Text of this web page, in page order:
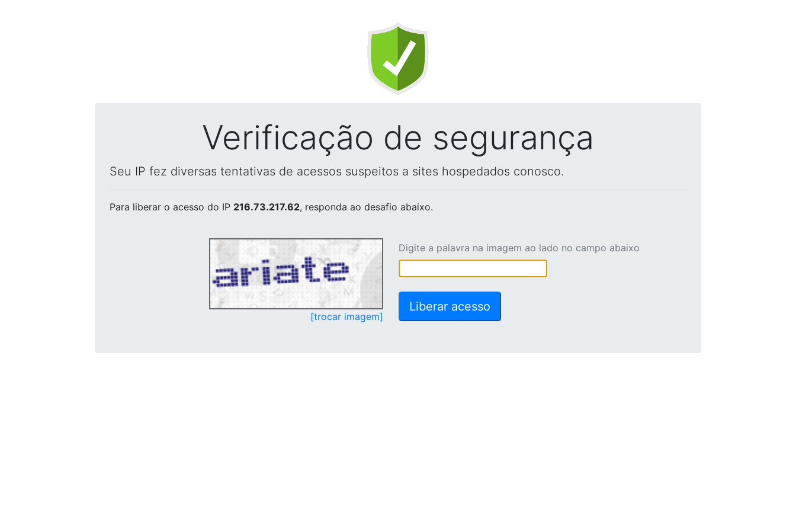
Verificação de segurança
Seu IP fez diversas tentativas de acessos suspeitos a sites hospedados conosco.
Para liberar o acesso do IP 216.73.217.62, responda ao desafio abaixo.
[trocar imagem]
Digite a palavra na imagem ao lado no campo abaixo